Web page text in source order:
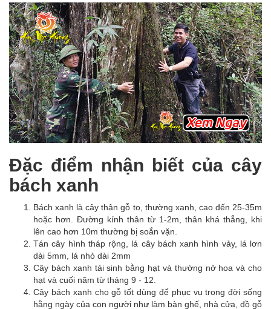
Đặc điểm nhận biết của cây
bách xanh
Bách xanh là cây thân gỗ to, thường xanh, cao đến 25-35m
hoặc hơn. Đường kính thân từ 1-2m, thân khá thẳng, khi
lên cao hơn 10m thường bị soắn vặn.
Tán cây hình tháp rộng, lá cây bách xanh hình vảy, lá lơn
dài 5mm, lá nhỏ dài 2mm
Cây bách xanh tái sinh bằng hạt và thường nở hoa và cho
hạt và cuối năm từ tháng 9 - 12.
Cây bách xanh cho gỗ tốt dùng để phục vụ trong đời sống
hằng ngày của con người như làm bàn ghế, nhà cửa, đồ gỗ